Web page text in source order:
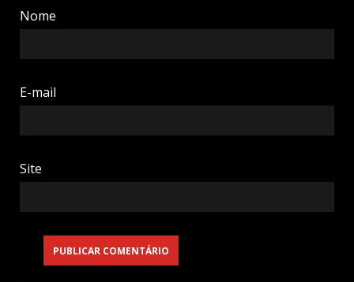
Nome
E-mail
Site